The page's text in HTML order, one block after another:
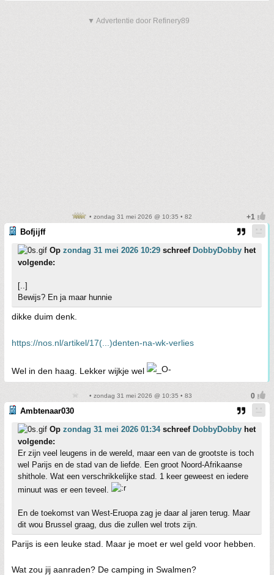
▼ Advertentie door Refinery89
• zondag 31 mei 2026 @ 10:35 • 82
Bofjijff
Op zondag 31 mei 2026 10:29 schreef DobbyDobby het
volgende:
[..]
Bewijs? En ja maar hunnie
dikke duim denk.
https://nos.nl/artikel/17(...)denten-na-wk-verlies
Wel in den haag. Lekker wijkje wel
• zondag 31 mei 2026 @ 10:35 • 83
Ambtenaar030
Op zondag 31 mei 2026 01:34schreef DobbyDobby het
volgende:
Er zijn veel leugens in de wereld, maar een van de grootste is toch
wel Parijs en de stad van de liefde. Een groot Noord-Afrikaanse
shithole. Wat een verschrikkelijke stad. 1 keer geweest en iedere
minuut was er een teveel.
En de toekomst van West-Eruopa zag je daar al jaren terug. Maar
dit wou Brussel graag, dus die zullen wel trots zijn.
Parijs is een leuke stad. Maar je moet er wel geld voor hebben.
Wat zou jij aanraden? De camping in Swalmen?